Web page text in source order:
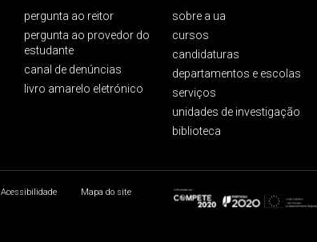
pergunta ao reitor
pergunta ao provedor do
estudante
canal de denúncias
livro amarelo eletrónico
sobre a ua
cursos
candidaturas
departamentos e escolas
serviços
unidades de investigação
biblioteca
Acessibilidade
Mapa do site